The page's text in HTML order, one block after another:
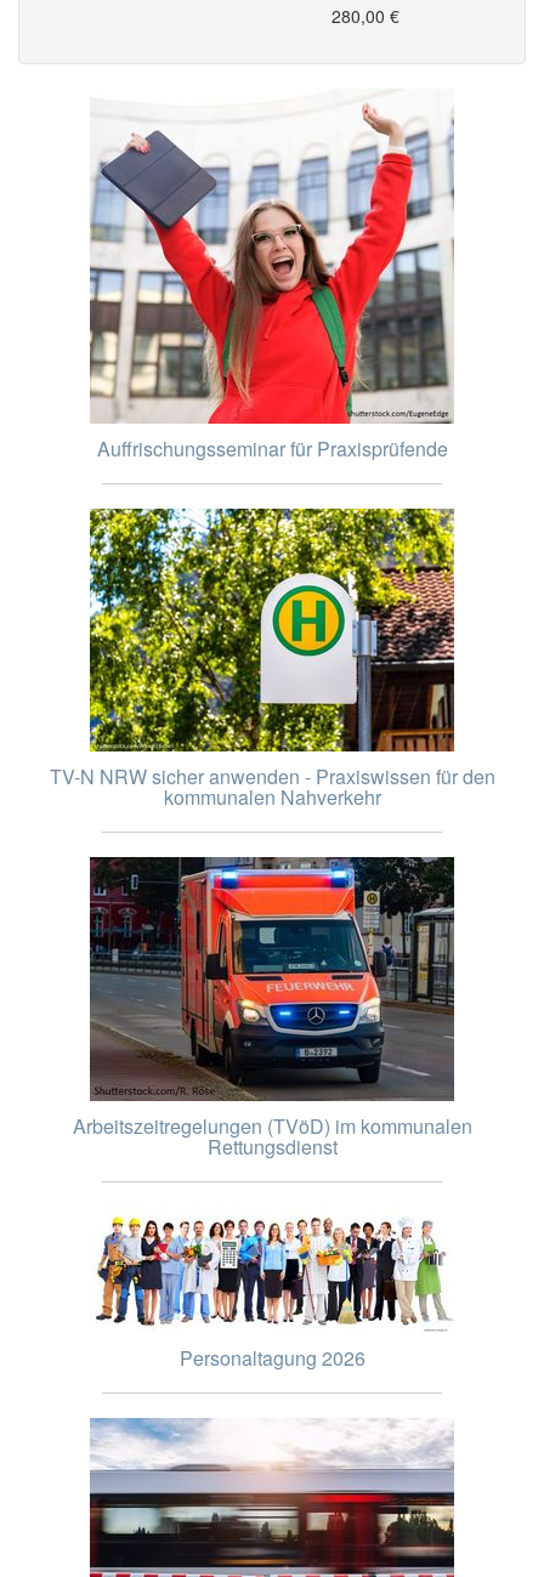
280,00 €
Auffrischungsseminar für Praxisprüfende
TV-N NRW sicher anwenden - Praxiswissen für den
kommunalen Nahverkehr
Arbeitszeitregelungen (TVöD) im kommunalen
Rettungsdienst
Personaltagung 2026